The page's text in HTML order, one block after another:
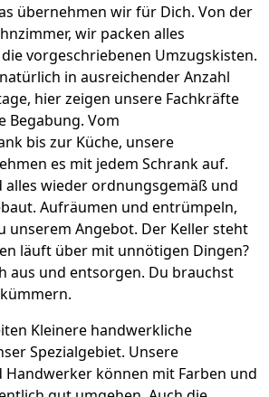
übernehmen wir für Dich. Von der
wir packen alles
vorgeschriebenen Umzugskisten.
in ausreichender Anzahl
hier zeigen unsere Fachkräfte
Begabung. Vom
bis zur Küche, unsere
es mit jedem Schrank auf.
wieder ordnungsgemäß und
Aufräumen und entrümpeln,
unserem Angebot. Der Keller steht
läuft über mit unnötigen Dingen?
aus und entsorgen. Du brauchst
Kleinere handwerkliche
Spezialgebiet. Unsere
Handwerker können mit Farben und